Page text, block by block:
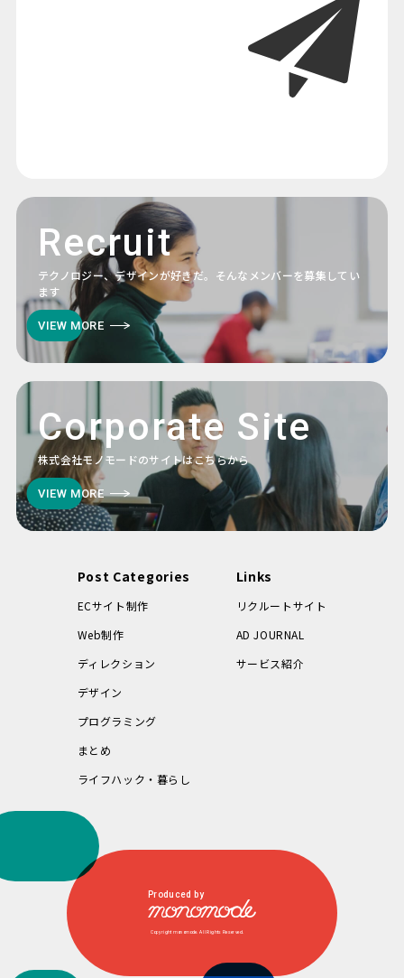
Recruit
テクノロジー、デザインが好きだ。そんなメンバーを募集してい
ます
VIEW MORE
Corporate Site
株式会社モノモードのサイトはこちらから
VIEW MORE
Post Categories
ECサイト制作
Web制作
ディレクション
デザイン
プログラミング
まとめ
ライフハック・暮らし
Links
リクルートサイト
AD JOURNAL
サービス紹介
Produced by
Copyright monomode. All Rights Reserved.